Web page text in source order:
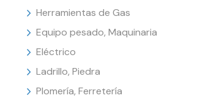
Herramientas de Gas
Equipo pesado, Maquinaria
Eléctrico
Ladrillo, Piedra
Plomería, Ferretería